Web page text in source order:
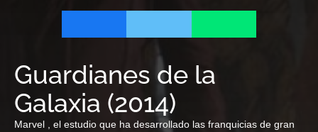
Guardianes de la
Galaxia (2014)
Marvel , el estudio que ha desarrollado las franquicias de gran